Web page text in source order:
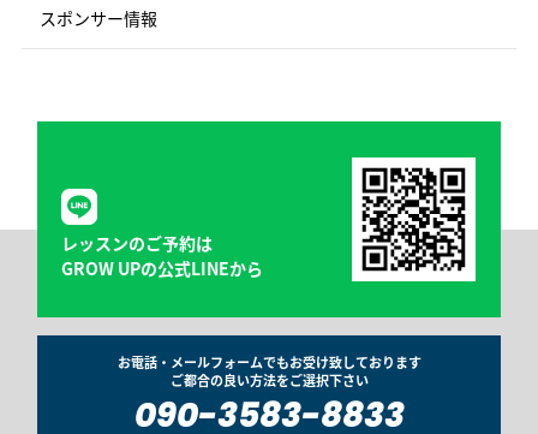
スポンサー情報
レッスンのご予約は
GROW UPの公式LINEから
お電話・メールフォームでもお受け致しております
ご都合の良い方法をご選択下さい
090-3583-8833